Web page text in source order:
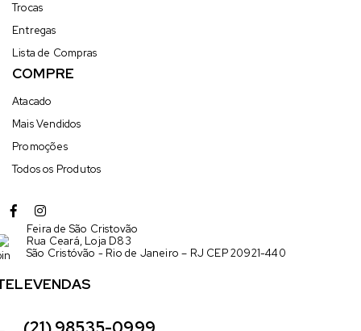
Trocas
Entregas
Lista de Compras
COMPRE
Atacado
Mais Vendidos
Promoções
Todos os Produtos
Feira de São Cristovão
Rua Ceará, Loja D83
São Cristóvão - Rio de Janeiro – RJ CEP 20921-440